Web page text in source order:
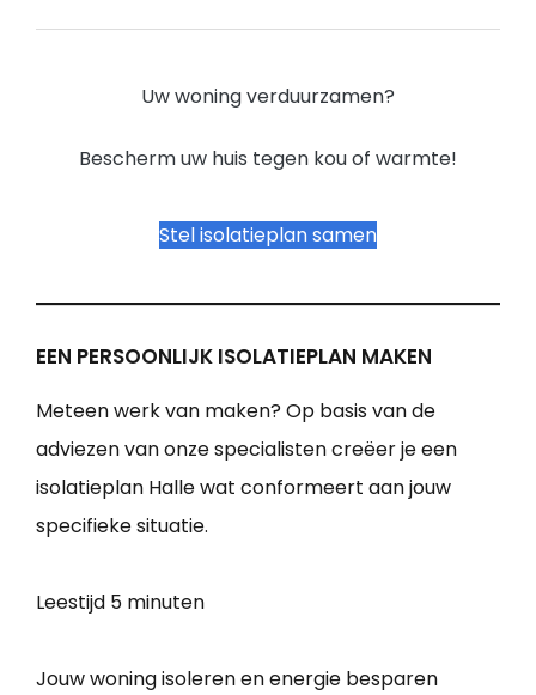
Uw woning verduurzamen?
Bescherm uw huis tegen kou of warmte!
Stel isolatieplan samen
EEN PERSOONLIJK ISOLATIEPLAN MAKEN
Meteen werk van maken? Op basis van de
adviezen van onze specialisten creëer je een
isolatieplan Halle wat conformeert aan jouw
specifieke situatie.
Leestijd 5 minuten
Jouw woning isoleren en energie besparen